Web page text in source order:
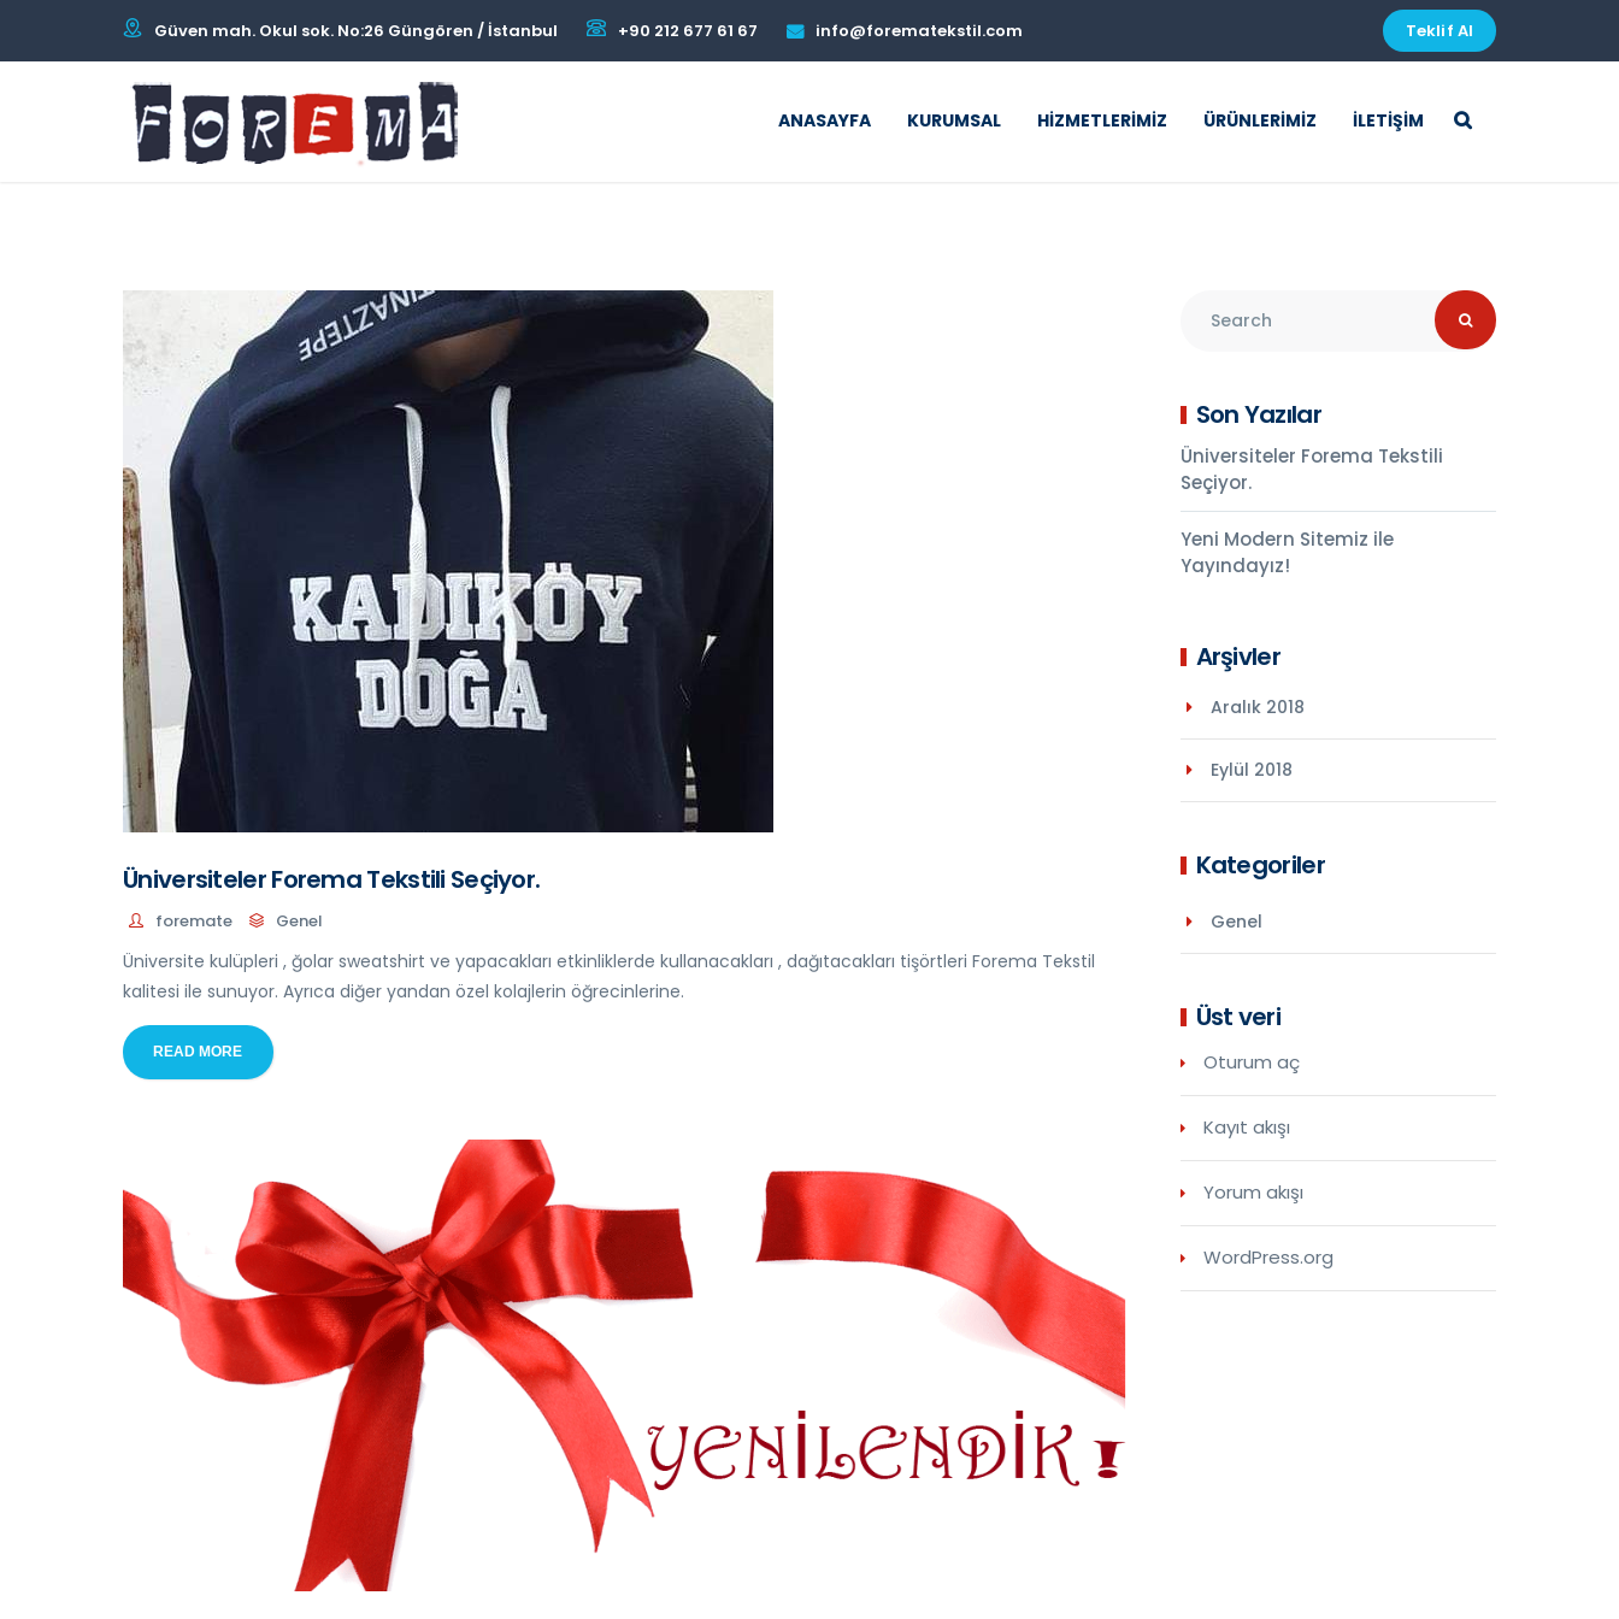
Güven mah. Okul sok. No:26 Güngören / İstanbul +90 212 677 61 67 info@forematekstil.com Teklif Al
ANASAYFA KURUMSAL HIZMETLERIMIZ ÜRÜNLERIMIZ İLETIŞIM
Üniversiteler Forema Tekstili Seçiyor.
foremate Genel
Üniversite kulüpleri , ğolar sweatshirt ve yapacakları etkinliklerde kullanacakları , dağıtacakları tişörtleri Forema Tekstil
kalitesi ile sunuyor. Ayrıca diğer yandan özel kolajlerin öğrecinlerine.
READ MORE
Son Yazılar
Üniversiteler Forema Tekstili
Seçiyor.
Yeni Modern Sitemiz ile
Yayındayız!
Arşivler
Aralık 2018
Eylül 2018
Kategoriler
Genel
Üst veri
Oturum aç
Kayıt akışı
Yorum akışı
WordPress.org